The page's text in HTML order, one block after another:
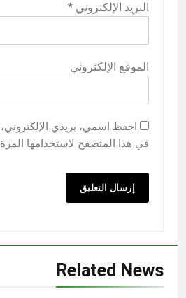
البريد الإلكتروني *
الموقع الإلكتروني
احفظ اسمي، بريدي الإلكتروني،
في هذا المتصفح لاستخدامها
Related News